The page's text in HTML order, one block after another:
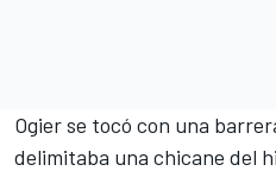
Ogier se tocó con una
delimitaba una chicane del